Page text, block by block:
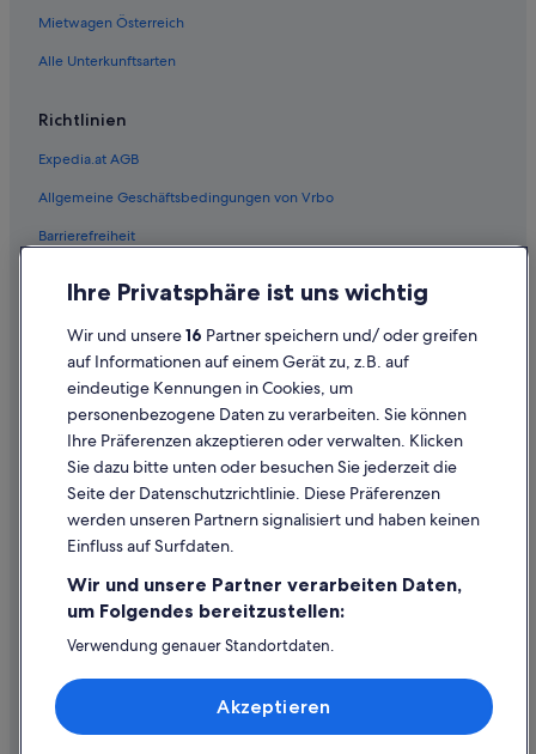
Wohnungen in Lendorf
Günstige in Lieserbruecke
Villen in Lieserhofen
Golf in Millstatt
Historische in Millstatt
Hotels mit Klimaanlage in Millstatt
Hotels mit Pool in Millstatt
Hotels mit Sauna in Millstatt
Haustierfreundliche in Millstatt
Abenteuer in Millstatt
Hotels mit Wellnessbereich in Millstatt
Hotels nahe Römermuseum Teurnia
Hotels nahe Schloss Porcia und Museum für Volkskultur
Golf in Seeboden
Historische in Seeboden
Hotels mit Restaurant in Seeboden
Hotels mit Sauna in Seeboden
Mietwagen Österreich
Alle Unterkunftsarten
Richtlinien
Expedia.at AGB
Allgemeine Geschäftsbedingungen von Vrbo
Barrierefreiheit
Rechtliche Hinweise/Kontakt
Inhaltsrichtlinien und Melden von Inhalten
Hilfe
Hilfe
Rückerstattungsprozess und Zeitrahmen
Buchen Sie einen Flug mit einer Gutschrift bei der Fluggesellschaft
Internationale Reisedokumente
Ihre Privatsphäre ist uns wichtig
Wir und unsere16 Partner speichern und/ oder greifen
auf Informationen auf einem Gerät zu, z.B. auf
eindeutige Kennungen in Cookies, um
personenbezogene Daten zu verarbeiten. Sie können
Ihre Präferenzen akzeptieren oder verwalten. Klicken
Sie dazu bitte unten oder besuchen Sie jederzeit die
Seite der Datenschutzrichtlinie. Diese Präferenzen
werden unseren Partnern signalisiert und haben keinen
Einfluss auf Surfdaten.
Wir und unsere Partner verarbeiten Daten,
um Folgendes bereitzustellen:
Verwendung genauer Standortdaten.
Speichern von oder Zugriff auf Informationen auf einem
Endgerät. Personalisierte Werbung und Inhalte, Messung
von Werbeleistung und der Performance von Inhalten,
Akzeptieren